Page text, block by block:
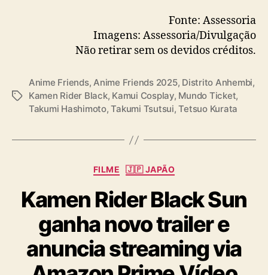
Fonte: Assessoria
Imagens: Assessoria/Divulgação
Não retirar sem os devidos créditos.
T
Anime Friends,Anime Friends 2025, Distrito Anhembi,
Kamen Rider Black, Kamui Cosplay, Mundo Ticket,
Takumi Hashimoto,Takumi Tsutsui,Tetsuo Kurata
C
t
e
g
o
r
FILME 🇯🇵 JAPÃO
Kamen Rider Black Sun
ganha novo trailer e
anuncia streaming via